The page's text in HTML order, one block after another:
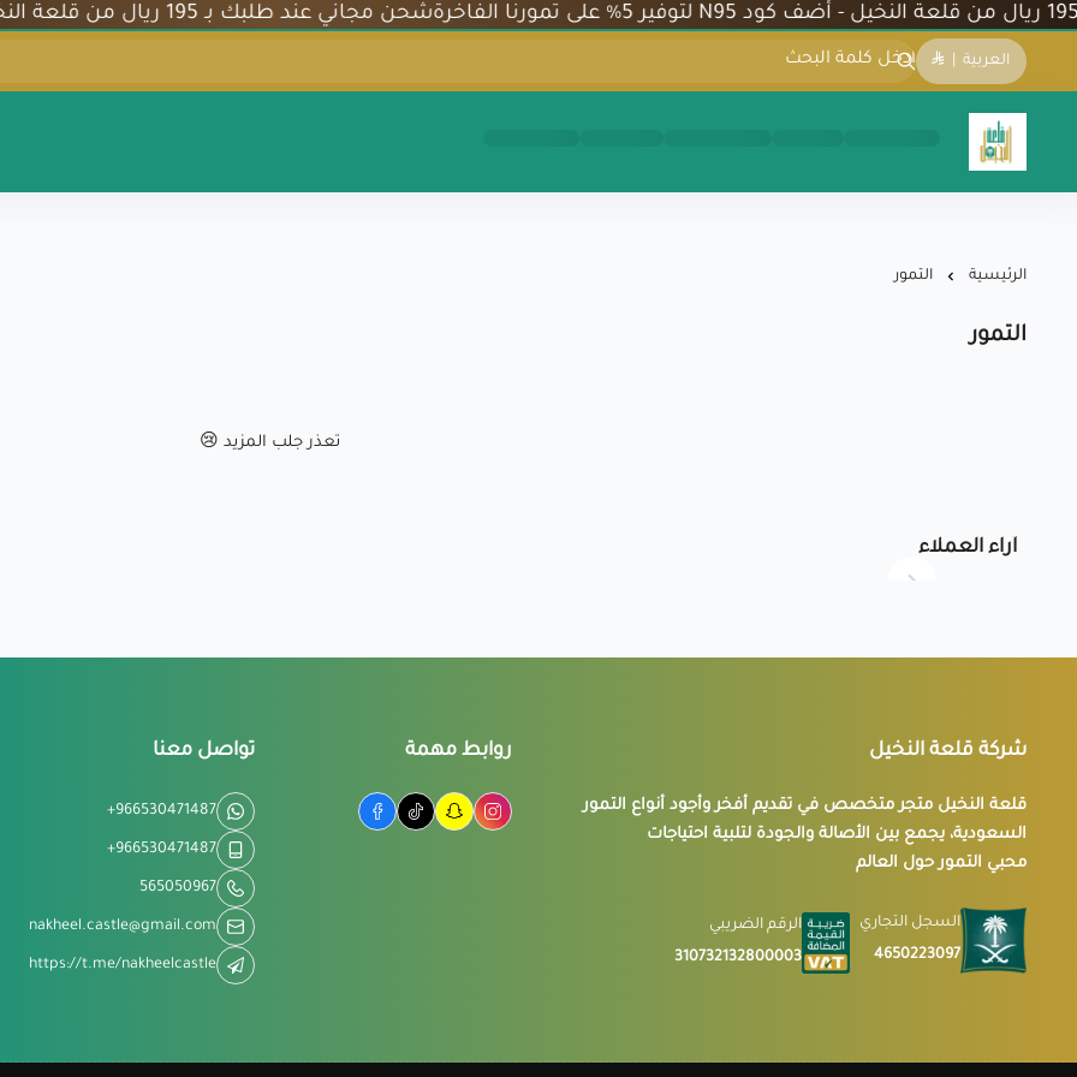
شحن مجاني عند طلبك بـ 195 ريال من قلعة النخيل - أضف كود N95 لتوفير 5% على تمورنا الفاخرة
العربية
شركة قلعة النخيل
الرئيسية التمور
التمور
تعذر جلب المزيد 😢
آراء العملاء
شركة قلعة النخيل
قلعة النخيل متجر متخصص في تقديم أفخر وأجود أنواع التمور
السعودية، يجمع بين الأصالة والجودة لتلبية احتياجات
محبي التمور حول العالم
السجل التجاري
4650223097
الرقم الضريبي
310732132800003
روابط مهمة تواصل معنا
+966530471487
+966530471487
565050967
nakheel.castle@gmail.com
https://t.me/nakheelcastle